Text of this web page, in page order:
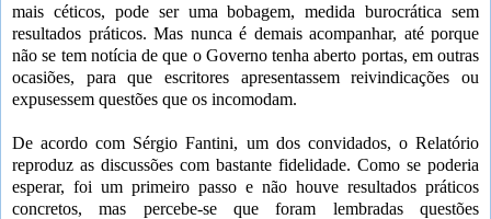
mais céticos, pode ser uma bobagem, medida burocrática sem
resultados práticos. Mas nunca é demais acompanhar, até porque
não se tem notícia de que o Governo tenha aberto portas, em outras
ocasiões, para que escritores apresentassem reivindicações ou
expusessem questões que os incomodam.
De acordo com Sérgio Fantini, um dos convidados, o Relatório
reproduz as discussões com bastante fidelidade. Como se poderia
esperar, foi um primeiro passo e não houve resultados práticos
concretos, mas percebe-se que foram lembradas questões